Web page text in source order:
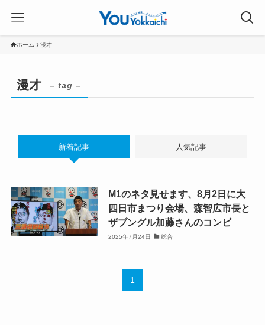
ホーム 漫才
漫才 – tag –
新着記事 人気記事
M1のネタ見せます、8月2日に大
四日市まつり会場、森智広市長と
ザブングル加藤さんのコンビ
2025年7月24日 総合
1